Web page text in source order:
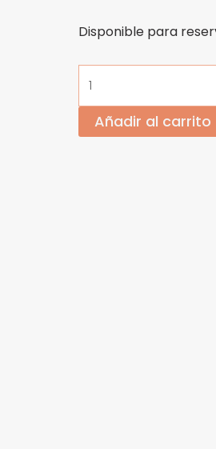
Disponible para
Añadir al carrito